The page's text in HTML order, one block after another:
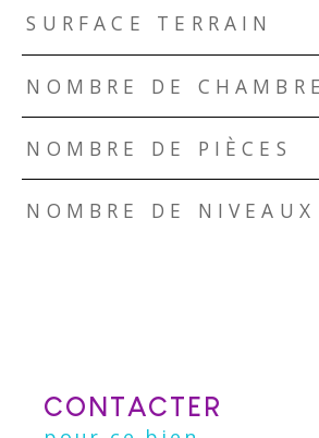
SURFACE TERRAIN
NOMBRE DE
NOMBRE DE PIÈCES
NOMBRE DE NIVEAUX
CONTACTER